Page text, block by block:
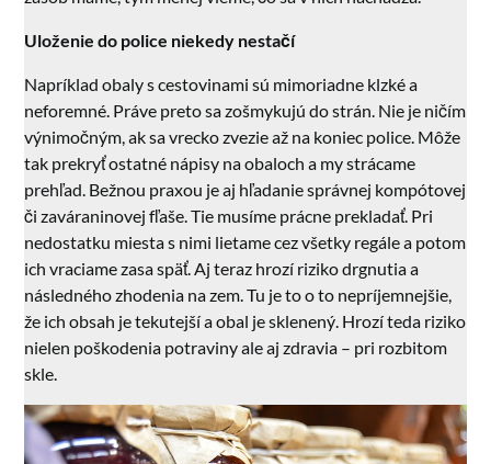
Uloženie do police niekedy nestačí
Napríklad obaly s cestovinami sú mimoriadne klzké a
neforemné. Práve preto sa zošmykujú do strán. Nie je ničím
výnimočným, ak sa vrecko zvezie až na koniec police. Môže
tak prekryť ostatné nápisy na obaloch a my strácame
prehľad. Bežnou praxou je aj hľadanie správnej kompótovej
či zaváraninovej fľaše. Tie musíme prácne prekladať. Pri
nedostatku miesta s nimi lietame cez všetky regále a potom
ich vraciame zasa späť. Aj teraz hrozí riziko drgnutia a
následného zhodenia na zem. Tu je to o to nepríjemnejšie,
že ich obsah je tekutejší a obal je sklenený. Hrozí teda riziko
nielen poškodenia potraviny ale aj zdravia – pri rozbitom
skle.